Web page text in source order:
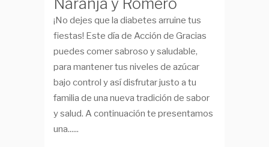
Naranja y Romero
¡No dejes que la diabetes arruine tus
fiestas! Este día de Acción de Gracias
puedes comer sabroso y saludable,
para mantener tus niveles de azúcar
bajo control y así disfrutar justo a tu
familia de una nueva tradición de sabor
y salud. A continuación te presentamos
una......